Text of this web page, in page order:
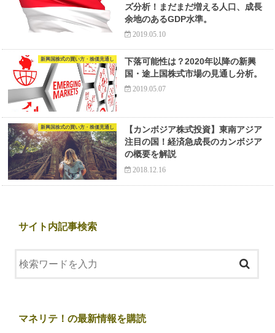
ズ分析！まだまだ増える人口、成長
余地のあるGDP水準。
2019.05.10
新興国株式の買い方・株価見通し
下落可能性は？2020年以降の新興
国・途上国株式市場の見通し分析。
2019.05.07
新興国株式の買い方・株価見通し
【カンボジア株式投資】東南アジア
注目の国！経済急成長のカンボジア
の概要を解説
2018.12.16
サイト内記事検索
マネリテ！の最新情報を購読